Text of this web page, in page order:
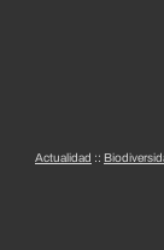
Actualidad ::